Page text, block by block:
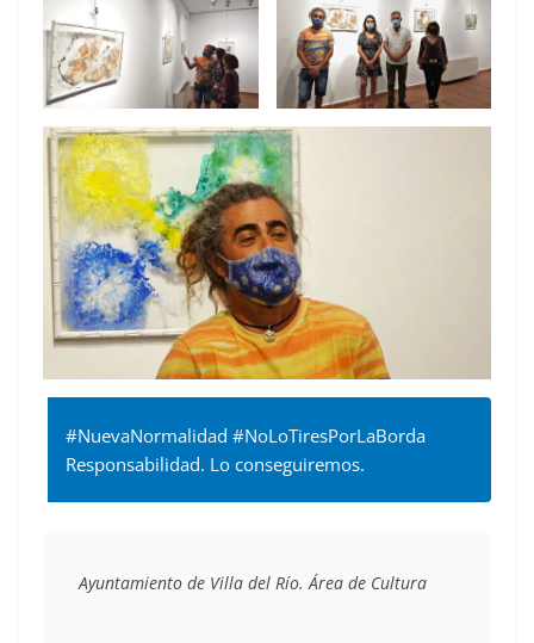
#NuevaNormalidad #NoLoTiresPorLaBorda
Responsabilidad. Lo conseguiremos.
Ayuntamiento de Villa del Río. Área de Cultura